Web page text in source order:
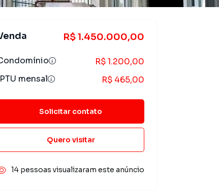
R$ 1.450.000,00
R$ 1.200,00
mensal
R$ 465,00
Solicitar contato
Quero visitar
14 pessoas visualizaram este anúncio